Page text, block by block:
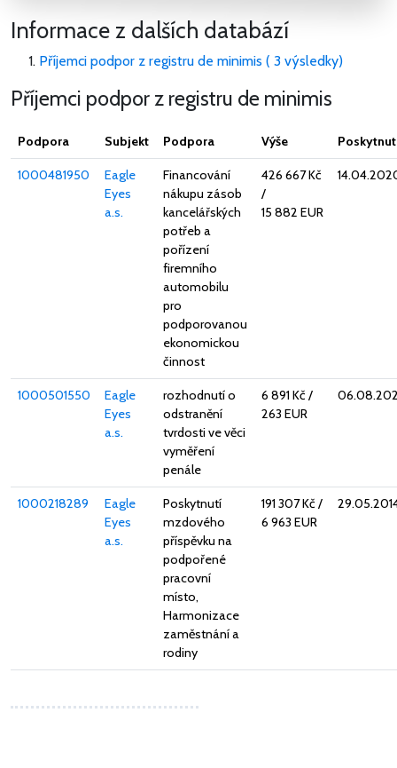
Informace z dalších databází
Příjemci podpor z registru de minimis ( 3 výsledky)
Příjemci podpor z registru de minimis
Podpora Subjekt Podpora Výše
1000481950
Eagle
Eyes
a.s.
Financování
nákupu zásob
kancelářských
potřeb a
pořízení
firemního
automobilu
pro
podporovanou
ekonomickou
činnost
426 667 Kč
/
15 882 EUR
1000501550
Eagle
Eyes
a.s.
rozhodnutí o
odstranění
tvrdosti ve věci
vyměření
penále
6 891 Kč /
263 EUR
1000218289
Eagle
Eyes
a.s.
Poskytnutí
mzdového
příspěvku na
podpořené
pracovní
místo,
Harmonizace
zaměstnání a
rodiny
191 307 Kč /
6 963 EUR